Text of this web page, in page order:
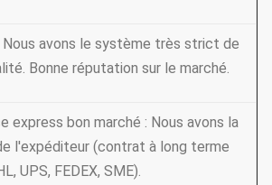
Nous avons le système très strict de
Bonne réputation sur le marché.
express bon marché : Nous avons la
l'expéditeur (contrat à long terme
UPS, FEDEX, SME).